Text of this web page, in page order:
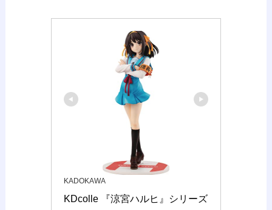
KADOKAWA
KDcolle 『涼宮ハルヒ』シリーズ